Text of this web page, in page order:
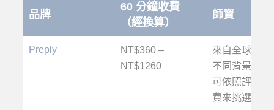
品牌
60 分鐘收費
（經換算）
師資
Preply
NT$360 –
NT$1260
來自全球的老
不同背景與教
可依照評價、
費來挑選合適